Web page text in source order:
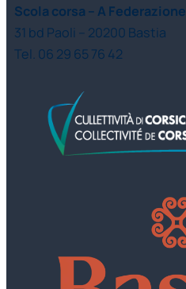
Scola corsa – A Federazione
31 bd Paoli – 20200 Bastia
Tel. 06 29 65 76 42